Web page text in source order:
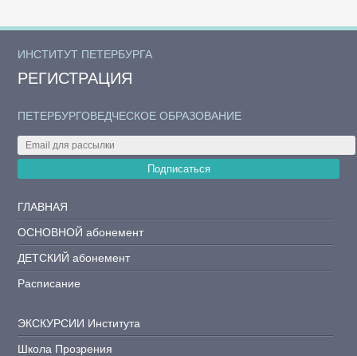
ИНСТИТУТ ПЕТЕРБУРГА
РЕГИСТРАЦИЯ
ГЛАВНАЯ
ОСНОВНОЙ абонемент
ДЕТСКИЙ абонемент
Расписание
ЭКСКУРСИИ Института
Школа Прозрения
ПЕТЕРБУРГОВЕДЧЕСКОЕ ОБРАЗОВАНИЕ
Подписаться